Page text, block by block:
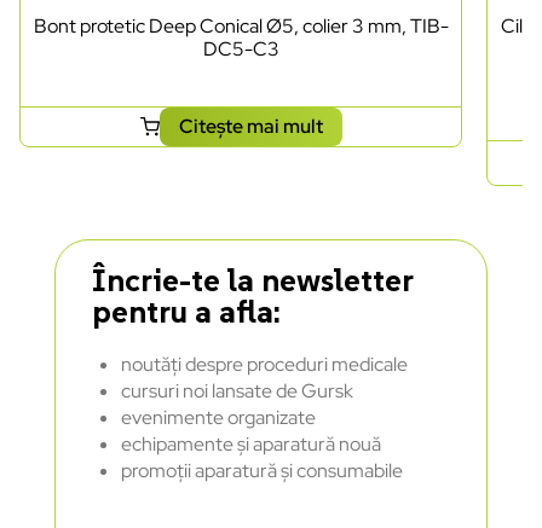
Bont protetic Deep Conical Ø5, colier 3 mm, TIB-
DC5-C3
Citește mai mult
Încrie-te la newsletter
pentru a afla:
noutăți despre proceduri medicale
cursuri noi lansate de Gursk
evenimente organizate
echipamente și aparatură nouă
promoții aparatură și consumabile